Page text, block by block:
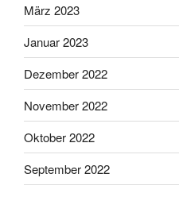
März 2023
Januar 2023
Dezember 2022
November 2022
Oktober 2022
September 2022